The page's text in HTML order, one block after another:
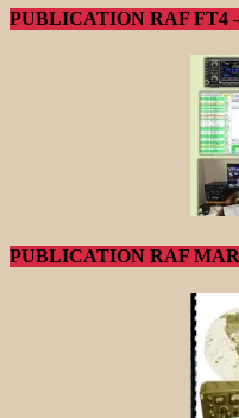
PUBLICATION RAF FT4
PUBLICATION RAF